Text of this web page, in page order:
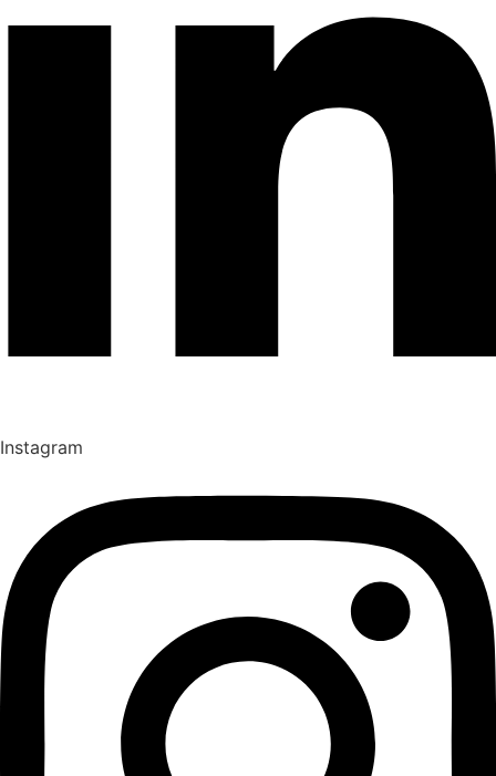
Instagram